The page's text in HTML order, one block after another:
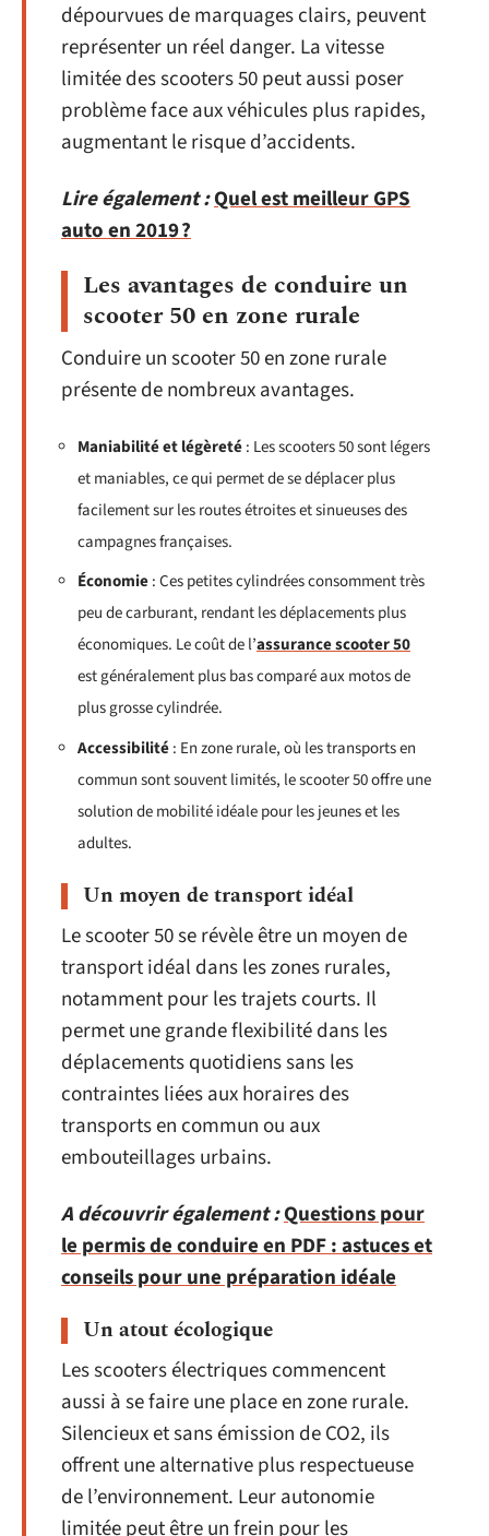
dépourvues de marquages clairs, peuvent
représenter un réel danger. La vitesse
limitée des scooters 50 peut aussi poser
problème face aux véhicules plus rapides,
augmentant le risque d’accidents.
Lire également :Quel est meilleur GPS
auto en 2019 ?
Les avantages de conduire un
scooter 50 en zone rurale
Conduire un scooter 50 en zone rurale
présente de nombreux avantages.
Maniabilité et légèreté: Les scooters 50 sont légers
et maniables, ce qui permet de se déplacer plus
facilement sur les routes étroites et sinueuses des
campagnes françaises.
Économie: Ces petites cylindrées consomment très
peu de carburant, rendant les déplacements plus
économiques. Le coût de l’assurance scooter 50
est généralement plus bas comparé aux motos de
plus grosse cylindrée.
Accessibilité: En zone rurale, où les transports en
commun sont souvent limités, le scooter 50 offre une
solution de mobilité idéale pour les jeunes et les
adultes.
Un moyen de transport idéal
Le scooter 50 se révèle être un moyen de
transport idéal dans les zones rurales,
notamment pour les trajets courts. Il
permet une grande flexibilité dans les
déplacements quotidiens sans les
contraintes liées aux horaires des
transports en commun ou aux
embouteillages urbains.
A découvrir également :Questions pour
le permis de conduire en PDF : astuces et
conseils pour une préparation idéale
Un atout écologique
Les scooters électriques commencent
aussi à se faire une place en zone rurale.
Silencieux et sans émission de CO2, ils
offrent une alternative plus respectueuse
de l’environnement. Leur autonomie
limitée peut être un frein pour les